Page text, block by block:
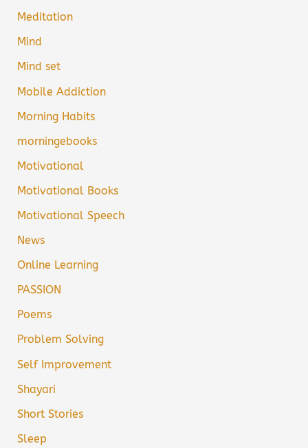
Meditation
Mind
Mind set
Mobile Addiction
Morning Habits
morningebooks
Motivational
Motivational Books
Motivational Speech
News
Online Learning
PASSION
Poems
Problem Solving
Self Improvement
Shayari
Short Stories
Sleep